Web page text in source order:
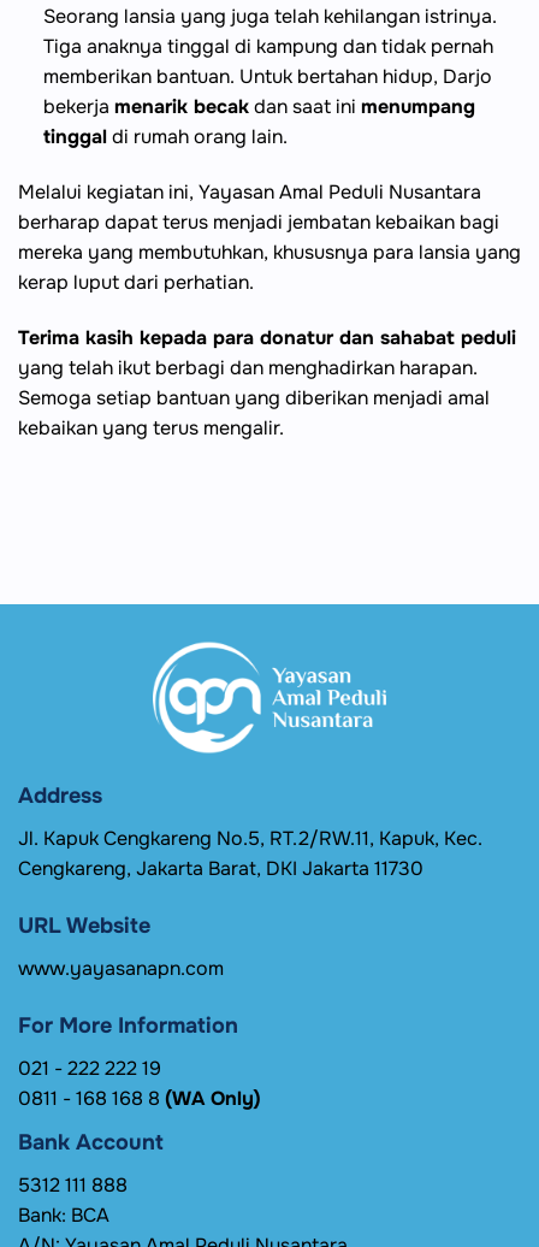
Seorang lansia yang juga telah kehilangan istrinya.
Tiga anaknya tinggal di kampung dan tidak pernah
memberikan bantuan. Untuk bertahan hidup, Darjo
bekerja menarik becakdan saat ini menumpang
tinggaldi rumah orang lain.
Melalui kegiatan ini, Yayasan Amal Peduli Nusantara
berharap dapat terus menjadi jembatan kebaikan bagi
mereka yang membutuhkan, khususnya para lansia yang
kerap luput dari perhatian.
Terima kasih kepada para donatur dan sahabat peduli
yang telah ikut berbagi dan menghadirkan harapan.
Semoga setiap bantuan yang diberikan menjadi amal
kebaikan yang terus mengalir.
Address
Jl. Kapuk Cengkareng No.5, RT.2/RW.11, Kapuk, Kec.
Cengkareng, Jakarta Barat, DKI Jakarta 11730
URL Website
www.yayasanapn.com
For More Information
021 - 222 222 19
0811 - 168 168 8 (WA Only)
Bank Account
5312 111 888
Bank: BCA